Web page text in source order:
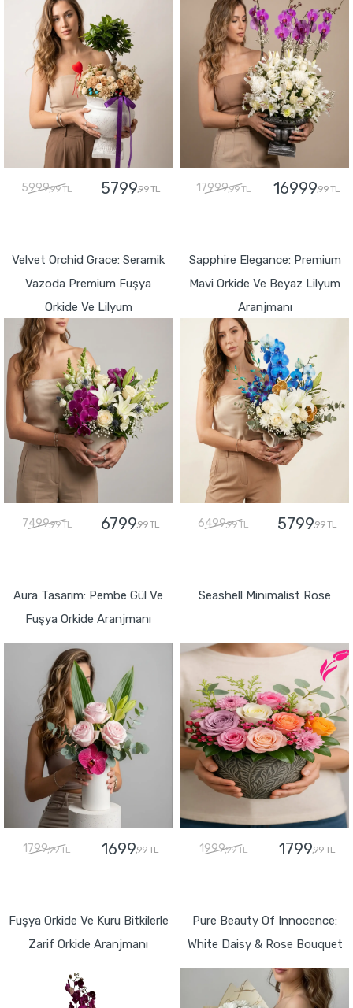
5999,99 TL 5799,99 TL 17999,99 TL 16999,99 TL
Velvet Orchid Grace: Seramik
Vazoda Premium Fuşya
Orkide Ve Lilyum
7499,99 TL 6799,99 TL
Sapphire Elegance: Premium
Mavi Orkide Ve Beyaz Lilyum
Aranjmanı
6499,99 TL 5799,99 TL
Aura Tasarım: Pembe Gül Ve
Fuşya Orkide Aranjmanı
1799,99 TL 1699,99 TL
Seashell Minimalist Rose
1999,99 TL 1799,99 TL
Fuşya Orkide Ve Kuru Bitkilerle
Zarif Orkide Aranjmanı
Pure Beauty Of Innocence:
White Daisy & Rose Bouquet